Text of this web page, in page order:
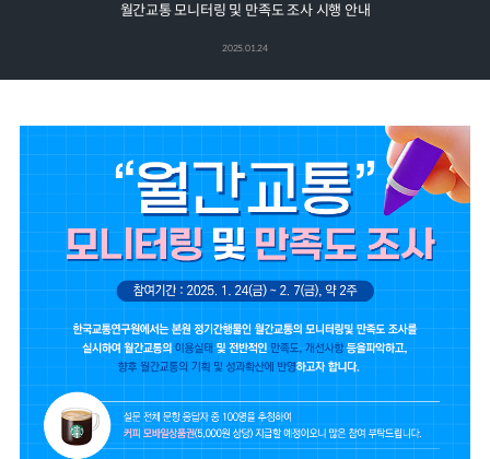
월간교통 모니터링 및 만족도 조사 시행 안내
2025.01.24
일반사업보고서
2024년 국가교통조사 및 분석
전국여객OD 여객통행량
통행발생모형
수단분담모형
여객OD현행화
사회경제지표
교통수요예측
2024.12.31
기획도서
2024 생활물류 서비스 보
택배
소화물배송대행
2025.09.30